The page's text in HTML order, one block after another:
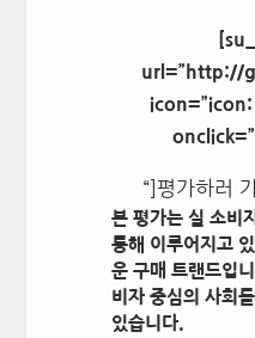
url=”http://
onclick=”
“]평가하러
본 평가는 실 소비
통해 이루어지고
운 구매 트랜드입
비자 중심의 사회
있습니다.